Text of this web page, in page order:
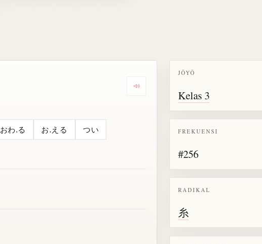
Dengarkan semua bacaan untuk kanji 終
おわ.る お.える つい
JŌYŌ
Kelas 3
FREKUENSI
#256
RADIKAL
糸